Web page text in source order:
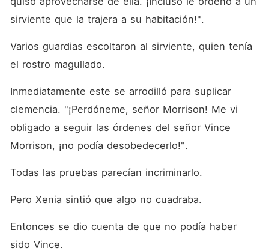
sirviente que la trajera a su habitación!".
Varios guardias escoltaron al sirviente, quien tenía
el rostro magullado.
Inmediatamente este se arrodilló para suplicar
clemencia. "¡Perdóneme, señor Morrison! Me vi
obligado a seguir las órdenes del señor Vince
Morrison, ¡no podía desobedecerlo!".
Todas las pruebas parecían incriminarlo.
Pero Xenia sintió que algo no cuadraba.
Entonces se dio cuenta de que no podía haber
sido Vince.